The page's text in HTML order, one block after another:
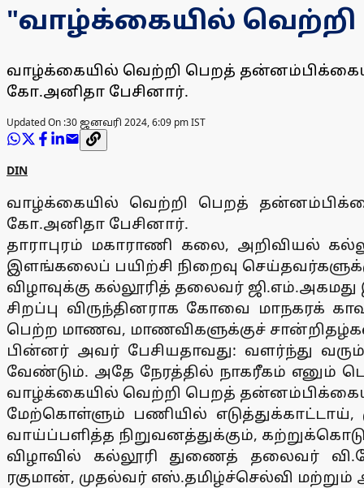
"வாழ்க்கையில் வெற்றி
வாழ்க்கையில் வெற்றி பெறத்
கோ.அனிதா பேசினார்.
Updated On :30 ஜனவரி 2024, 6:09 pm IST
DIN
வாழ்க்கையில் வெற்றி பெறத்
கோ.அனிதா பேசினார்.
தாராபுரம் மகாராணி கலை, அறிவியல்
இளங்கலைப் பயிற்சி நிறைவு
விழாவுக்கு கல்லூரித் தலைவர்
சிறப்பு விருந்தினராக கோவை
பெற்ற மாணவ, மாணவிகளுக்குச்
பின்னர் அவர் பேசியதாவது: வளர்ந்து
வேண்டும். அதே நேரத்தில் நாகரீகம் எனும்
வாழ்க்கையில் வெற்றி பெறத்
மேற்கொள்ளும் பணியில்
வாய்ப்பளித்த நிறுவனத்துக்கும்,
விழாவில் கல்லூரி துணைத் தலைவர்
ரகுமான், முதல்வர் எஸ்.தமிழ்ச்செல்வி